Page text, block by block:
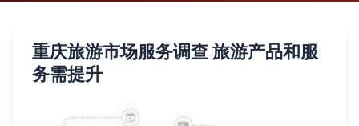
重庆旅游市场服务调查 旅游产品和服
务需提升